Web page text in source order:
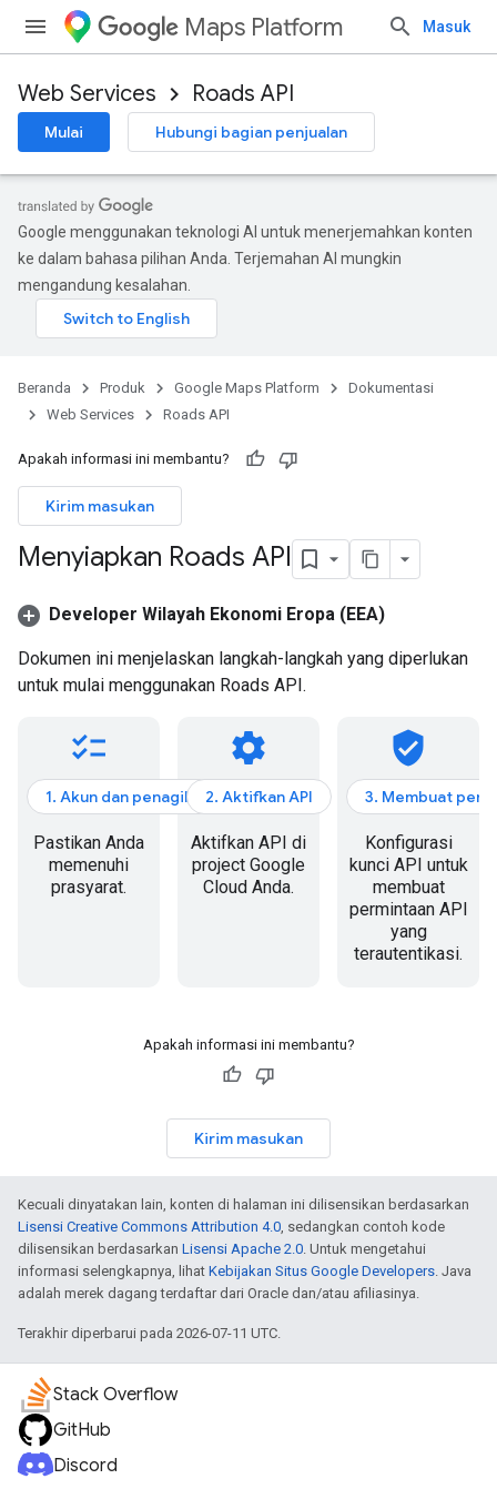
Maps Platform Masuk
Web Services Roads API
Mulai Hubungi bagian penjualan
Google menggunakan teknologi AI untuk menerjemahkan konten
ke dalam bahasa pilihan Anda. Terjemahan AI mungkin
mengandung kesalahan.
Beranda Produk Google Maps Platform
Dokumentasi
Web Services
Roads API
Apakah informasi ini membantu?
Kirim masukan
Menyiapkan Roads API
Developer Wilayah Ekonomi Eropa (EEA)
Dokumen ini menjelaskan langkah-langkah yang diperlukan
untuk mulai menggunakan Roads API.
checklist
1. Akun dan penagihan
Pastikan Anda
memenuhi
prasyarat.
settings
2. Aktifkan API
Aktifkan API di
project Google
Cloud Anda.
verified_user
3. Membuat
Konfigurasi
kunci API untuk
membuat
permintaan API
yang
terautentikasi.
Apakah informasi ini membantu?
Kirim masukan
Kecuali dinyatakan lain, konten di halaman ini dilisensikan berdasarkan
Lisensi Creative Commons Attribution 4.0, sedangkan contoh kode
dilisensikan berdasarkan Lisensi Apache 2.0. Untuk mengetahui
informasi selengkapnya, lihat Kebijakan Situs Google Developers. Java
adalah merek dagang terdaftar dari Oracle dan/atau afiliasinya.
Terakhir diperbarui pada 2026-07-11 UTC.
Stack Overflow
GitHub
Discord